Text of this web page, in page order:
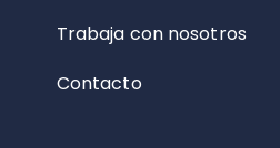
Trabaja con nosotros
Contacto